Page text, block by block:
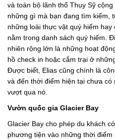
và toàn bộ lãnh thổ Thụy Sỹ
những gì mà bạn đang tìm kiếm,
những loài thực vật quý hiếm
nằm trong danh sách quý hiếm.
nhiên rộng lớn là những hoạt
hồ check in hoặc cắm trại ở
Được biết, Elias cũng chính là
và đến thời điểm hiện tại chưa
vượt qua nó.
Vườn quốc gia Glacier Bay
Glacier Bay cho phép du khách
phương tiện vào những thời